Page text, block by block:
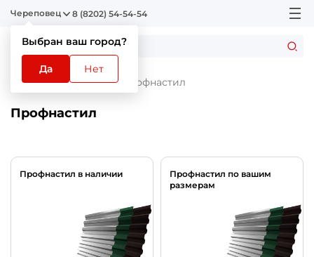
Череповец
Выбран ваш город?
Да Нет
8 (8202) 54-54-54
Главная Каталог Профнастил
Профнастил
Профнастил в наличии
Профнастил по вашим
размерам